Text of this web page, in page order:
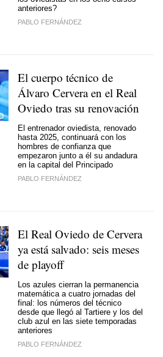
anteriores?
PABLO FERNÁNDEZ
El cuerpo técnico de
Álvaro Cervera en el Real
Oviedo tras su renovación
El entrenador oviedista, renovado
hasta 2025, continuará con los
hombres de confianza que
empezaron junto a él su andadura
en la capital del Principado
PABLO FERNÁNDEZ
El Real Oviedo de Cervera
ya está salvado: seis meses
de playoff
Los azules cierran la permanencia
matemática a cuatro jornadas del
final: los números del técnico
desde que llegó al Tartiere y los del
club azul en las siete temporadas
anteriores
PABLO FERNÁNDEZ